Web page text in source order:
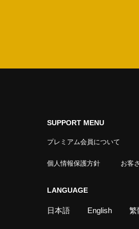
SUPPORT MENU
プレミアム会員について
個人情報保護方針 お客
LANGUAGE
日本語 English 繁